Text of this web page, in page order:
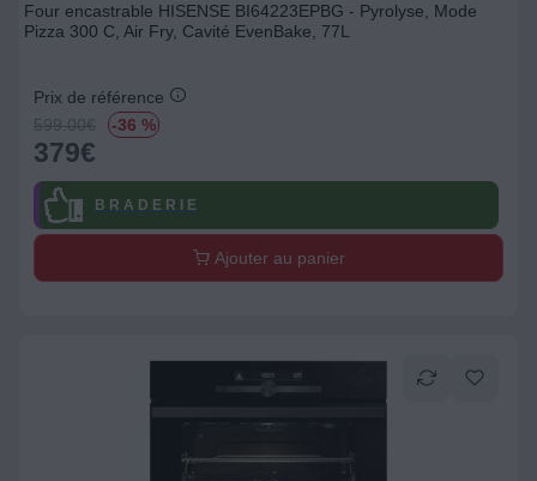
Four encastrable HISENSE BI64223EPBG - Pyrolyse, Mode
Pizza 300 C, Air Fry, Cavité EvenBake, 77L
Prix de référence
599.00€ -36 %
379€
B R A D E R I E
Ajouter au panier